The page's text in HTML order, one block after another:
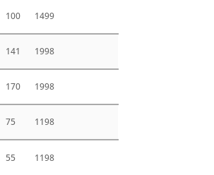
100 1499
141 1998
170 1998
75 1198
55 1198